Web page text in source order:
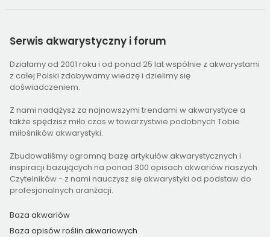
Serwis akwarystyczny i forum
Działamy od 2001 roku i od ponad 25 lat wspólnie z akwarystami
z całej Polski zdobywamy wiedzę i dzielimy się
doświadczeniem.
Z nami nadążysz za najnowszymi trendami w akwarystyce a
także spędzisz miło czas w towarzystwie podobnych Tobie
miłośników akwarystyki.
Zbudowaliśmy ogromną bazę artykułów akwarystycznych i
inspiracji bazujących na ponad 300 opisach akwariów naszych
Czytelników - z nami nauczysz się akwarystyki od podstaw do
profesjonalnych aranżacji.
Baza akwariów
Baza opisów roślin akwariowych